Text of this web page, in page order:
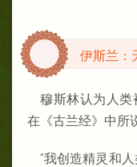
伊斯兰：
穆斯林认为人
在《古兰经》中所
“我创造精灵和